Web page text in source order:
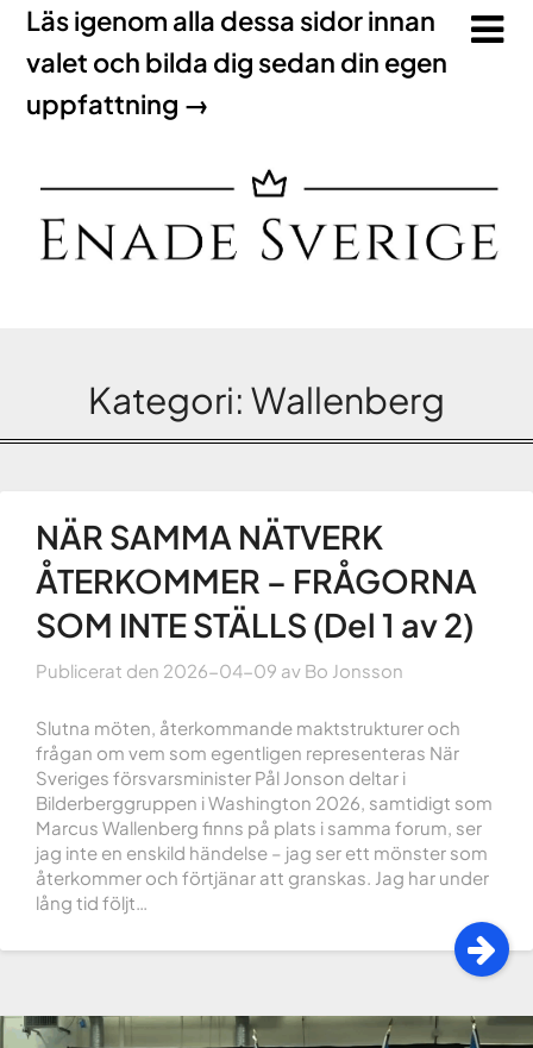
Läs igenom alla dessa sidor innan
valet och bilda dig sedan din egen
uppfattning →
Kategori: Wallenberg
NÄR SAMMA NÄTVERK
ÅTERKOMMER – FRÅGORNA
SOM INTE STÄLLS (Del 1 av 2)
Publicerat den 2026-04-09 av Bo Jonsson
Slutna möten, återkommande maktstrukturer och
frågan om vem som egentligen representeras När
Sveriges försvarsminister Pål Jonson deltar i
Bilderberggruppen i Washington 2026, samtidigt som
Marcus Wallenberg finns på plats i samma forum, ser
jag inte en enskild händelse – jag ser ett mönster som
återkommer och förtjänar att granskas. Jag har under
lång tid följt…